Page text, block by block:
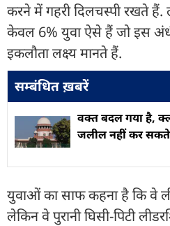
करने में गहरी दिलचस्पी रखते
केवल 6% युवा ऐसे हैं जो इस
इकलौता लक्ष्य मानते हैं.
सम्बंधित ख़बरें
वक्त बदल गया है,
जलील नहीं कर सकते
युवाओं का साफ कहना है कि वे
लेकिन वे पुरानी घिसी-पिटी